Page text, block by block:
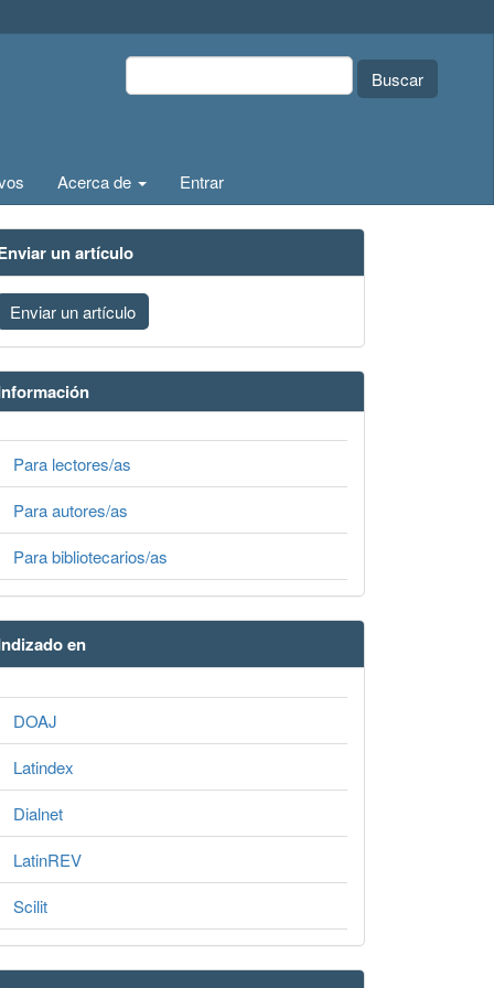
Buscar
Acerca de Entrar
un artículo
Enviar un artículo
Para lectores/as
Para autores/as
Para bibliotecarios/as
en
DOAJ
Latindex
Dialnet
LatinREV
Scilit